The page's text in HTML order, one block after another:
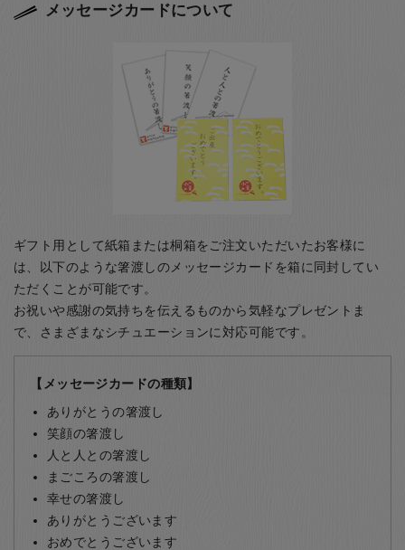
メッセージカードについて
ギフト用として紙箱または桐箱をご注文いただいたお客様に
は、以下のような箸渡しのメッセージカードを箱に同封してい
ただくことが可能です。
お祝いや感謝の気持ちを伝えるものから気軽なプレゼントま
で、さまざまなシチュエーションに対応可能です。
【メッセージカードの種類】
ありがとうの箸渡し
笑顔の箸渡し
人と人との箸渡し
まごころの箸渡し
幸せの箸渡し
ありがとうございます
おめでとうございます